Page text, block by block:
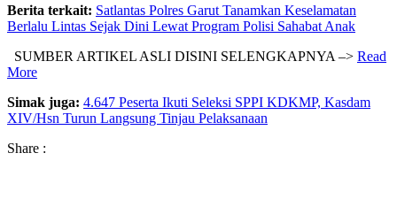
Berita terkait: Satlantas Polres Garut Tanamkan Keselamatan
Berlalu Lintas Sejak Dini Lewat Program Polisi Sahabat Anak
SUMBER ARTIKEL ASLI DISINI SELENGKAPNYA –> Read
More
Simak juga: 4.647 Peserta Ikuti Seleksi SPPI KDKMP, Kasdam
XIV/Hsn Turun Langsung Tinjau Pelaksanaan
Share :